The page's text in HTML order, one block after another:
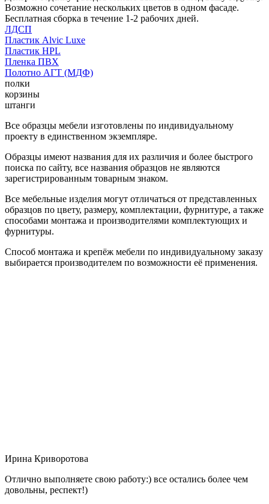
Возможно сочетание нескольких цветов в одном фасаде.
Бесплатная сборка в течение 1-2 рабочих дней.
ЛДСП
Пластик Alvic Luxe
Пластик HPL
Пленка ПВХ
Полотно АГТ (МДФ)
полки
корзины
штанги
Все образцы мебели изготовлены по индивидуальному
проекту в единственном экземпляре.
Образцы имеют названия для их различия и более быстрого
поиска по сайту, все названия образцов не являются
зарегистрированным товарным знаком.
Все мебельные изделия могут отличаться от представленных
образцов по цвету, размеру, комплектации, фурнитуре, а также
способами монтажа и производителями комплектующих и
фурнитуры.
Способ монтажа и крепёж мебели по индивидуальному заказу
выбирается производителем по возможности её применения.
Ирина Криворотова
Отлично выполняете свою работу:) все остались более чем
довольны, респект!)